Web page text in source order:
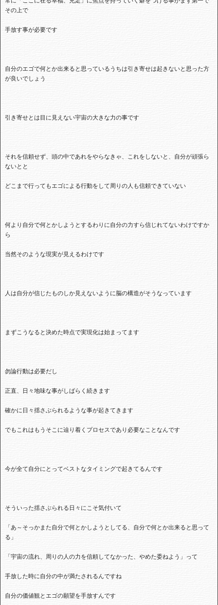
その上で
手放す事が必要です
自分のエゴで何とか出来ると思っているうちは引き寄せは起きないと思った方
が良いでしょう
引き寄せとは目に見えない宇宙の大きな力の事です
それを信頼せず、頭の中であれをやらなきゃ、これをしないと、自分が頑張ら
ないとと
どこまで行ってもエゴによる行動をして周りの人も信頼できていない
何より自分で何とかしようとするわりに自分の力すら信じれてないわけですか
ら
当然そのような現実が見えるわけです
人は自分が信じたものしか見えないように脳の構造がそうなっています
まずこうなると決めた時点で実現化は始まってます
勿論行動は必要だし
正直、日々地味な事がしばらく続きます
確かに日々揺さぶられるような事が起きてきます
でもこれはもうそこに辿り着くプロセスであり必要なことなんです
今が全て自分にとってベストなタイミングで起きてるんです
そういった揺さぶられる日々にこそ気付いて
「あ～そっかまた自分で何とかしようとしてる、自分で何とか出来ると思って
る」
「宇宙の流れ、周りの人の力を信頼してなかった、やめた委ねよう」って
手放した時に自分の中が満たされるんですね
自分の価値観とエゴの願望を手放すんです